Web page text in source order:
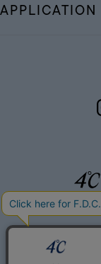
APPLICATION